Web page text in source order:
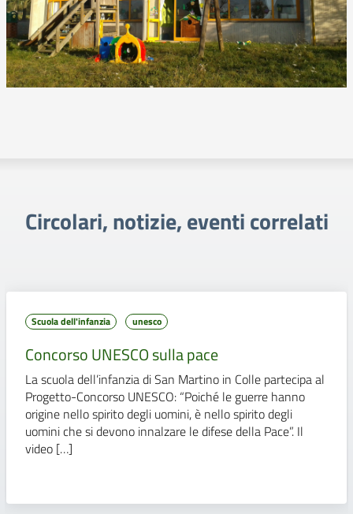
Circolari, notizie, eventi correlati
Scuola dell'infanzia unesco
Concorso UNESCO sulla pace
La scuola dell’infanzia di San Martino in Colle partecipa al
Progetto-Concorso UNESCO: “Poiché le guerre hanno
origine nello spirito degli uomini, è nello spirito degli
uomini che si devono innalzare le difese della Pace”. Il
video […]